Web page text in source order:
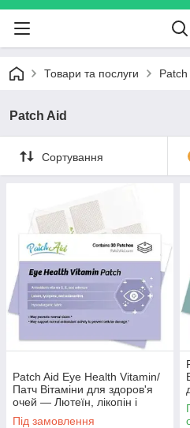
Товари та послуги Patch
Patch Aid
Сортування
Patch Aid Eye Health Vitamin/
Патч Вітаміни для здоров'я
очей — Лютеїн, лікопін і
астаксантин 30 шт BX868
Під замовлення